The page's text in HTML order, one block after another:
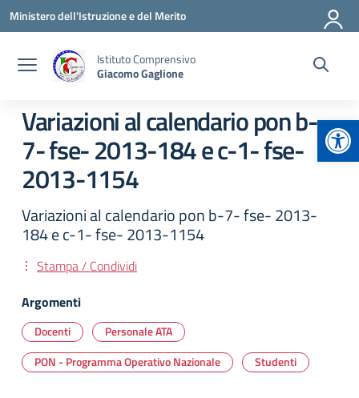
Vai ai contenuti
Vai al menu di navigazione
Vai al footer
Ministero dell'Istruzione e del Merito
Istituto Comprensivo
Giacomo Gaglione
Variazioni al calendario pon b-
7- fse- 2013-184 e c-1- fse-
2013-1154
Variazioni al calendario pon b-7- fse- 2013-
184 e c-1- fse- 2013-1154
Stampa / Condividi
Argomenti
Docenti
Personale ATA
PON - Programma Operativo Nazionale
Studenti